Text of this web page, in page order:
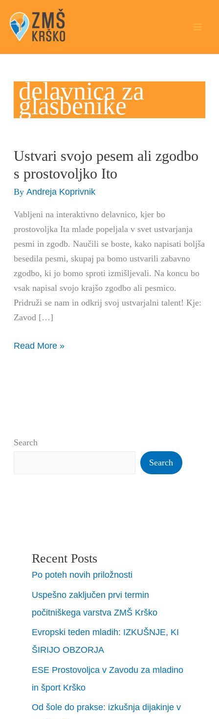
content
delavnica za
glasbenike
Ustvari svojo pesem ali zgodbo
s prostovoljko Ito
ByAndreja Koprivnik
Vabljeni na interaktivno delavnico, kjer bo
prostovoljka Ita mlade popeljala v svet ustvarjanja
pesmi in zgodb. Naučili se boste, kako napisati boljša
besedila pesmi, skupaj pa bomo ustvarili zabavno
zgodbo, ki jo bomo sproti izmišljevali. Na koncu bo
vsak napisal svojo krajšo zgodbo ali pesmico.
Pridruži se nam in odkrij svoj ustvarjalni talent! Kje:
Zavod […]
Ustvari
pesem
ali
zgodbo
s
prostovoljko
Ito
Read More »
Search
Search
Recent Posts
Po poteh novih priložnosti
Uspešno zaključen prvi termin
počitniškega varstva ZMŠ Krško
Evropski teden mladih: IZKUŠNJE, KI
ŠIRIJO OBZORJA
ESE Prostovoljca v Zavodu za mladino
in šport Krško
Od šole do prakse: izkušnja dijakinje v